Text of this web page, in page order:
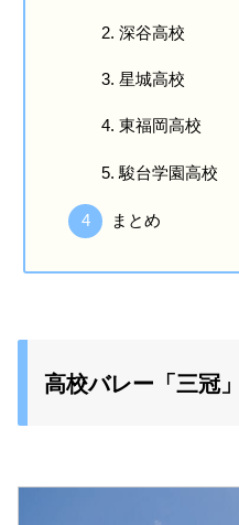
深谷高校
星城高校
東福岡高校
駿台学園高校
まとめ
高校バレー「三冠